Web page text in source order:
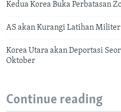
Kedua Korea Buka Perbatasan
AS akan Kurangi Latihan Militer
Korea Utara akan Deportasi
Oktober
Continue reading